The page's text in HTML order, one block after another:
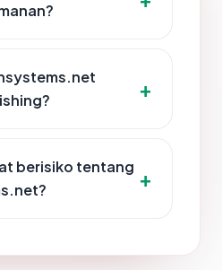
berisiko tentang